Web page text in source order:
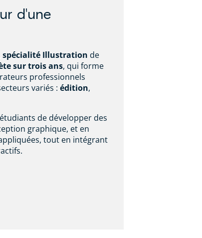
d'une
spécialité Illustration de
sur trois ans, qui forme
professionnels
variés : édition,
de développer des
graphique, et en
tout en intégrant